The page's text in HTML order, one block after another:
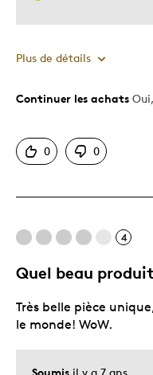
Plus de détails
Le pour
L'effet Wow trouve tout
Original
Unique en son genre
Occasion spéciale
Continuer les achats
0 0
4
Quel beau
Soumis il y a 7 ans
Très belle pièce
le monde! WoW.